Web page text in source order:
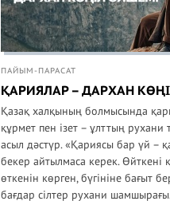
ПАЙЫМ-ПАРАСАТ
ҚАРИЯЛАР – ДАРХАН
Қазақ халқының болмысында
құрмет пен ізет – ұлттың рухани
асыл дәстүр. «Қариясы бар үй –
бекер айтылмаса керек. Өйткені
өткенін көрген, бүгініне бағыт
бағдар сілтер рухани